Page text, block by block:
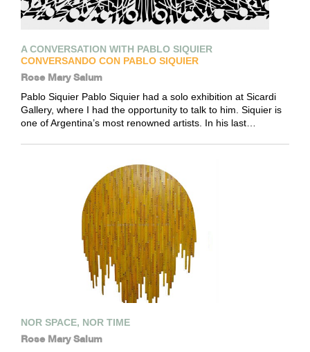
A CONVERSATION WITH PABLO SIQUIER
CONVERSANDO CON PABLO SIQUIER
Rose Mary Salum
Pablo Siquier Pablo Siquier had a solo exhibition at Sicardi
Gallery, where I had the opportunity to talk to him. Siquier is
one of Argentina’s most renowned artists. In his last…
NOR SPACE, NOR TIME
Rose Mary Salum